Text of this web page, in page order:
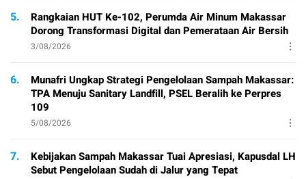
5.
Rangkaian HUT Ke-102, Perumda Air Minum Makassar
Dorong Transformasi Digital dan Pemerataan Air Bersih
3/08/2026
6.
Munafri Ungkap Strategi Pengelolaan Sampah Makassar:
TPA Menuju Sanitary Landfill, PSEL Beralih ke Perpres
109
5/08/2026
7.
Kebijakan Sampah Makassar Tuai Apresiasi, Kapusdal LH
Sebut Pengelolaan Sudah di Jalur yang Tepat